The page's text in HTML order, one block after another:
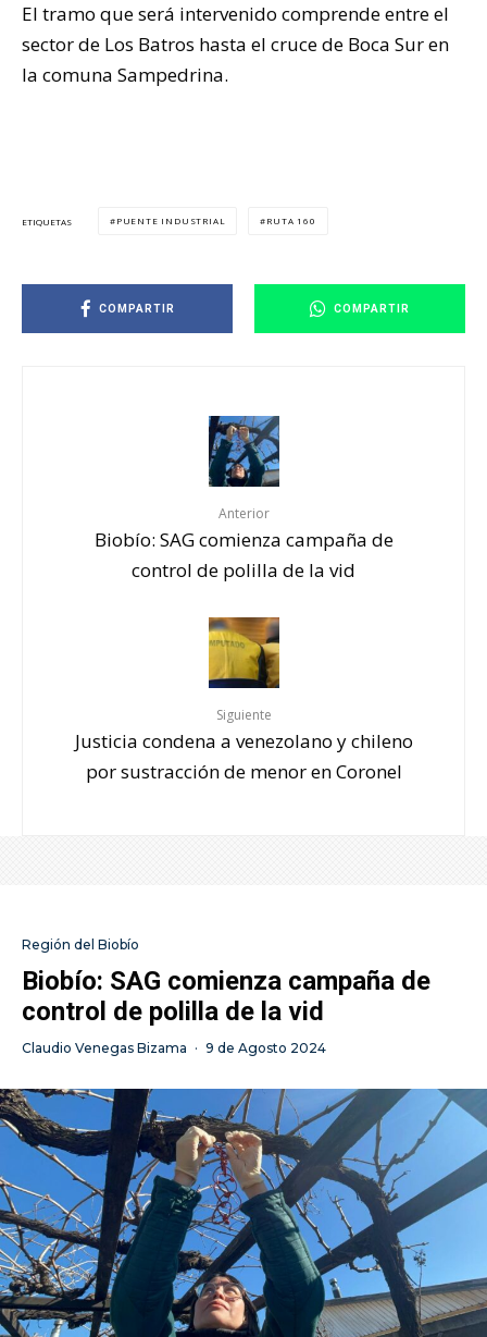
El tramo que será intervenido comprende entre el
sector de Los Batros hasta el cruce de Boca Sur en
la comuna Sampedrina.
ETIQUETAS PUENTE INDUSTRIAL RUTA 160
COMPARTIR COMPARTIR
Anterior
Biobío: SAG comienza campaña de
control de polilla de la vid
Siguiente
Justicia condena a venezolano y chileno
por sustracción de menor en Coronel
Región del Biobío
Biobío: SAG comienza campaña de
control de polilla de la vid
Claudio Venegas Bizama · 9 de Agosto 2024